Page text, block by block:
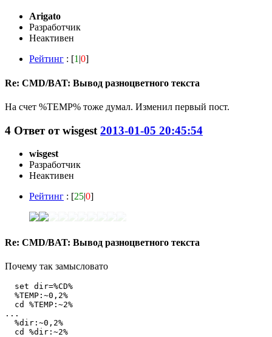
Arigato
Разработчик
Неактивен
Рейтинг : [1 |0]
Re: CMD/BAT: Вывод разноцветного текста
На счет %TEMP% тоже думал. Изменил первый пост.
4 Ответ отwisgest 2013-01-05 20:45:54
wisgest
Разработчик
Неактивен
Рейтинг : [25|0]
Re: CMD/BAT: Вывод разноцветного текста
Почему так замысловато
  set dir=%CD%
  %TEMP:~0,2%
  cd %TEMP:~2%
...
  %dir:~0,2%
  cd %dir:~2%